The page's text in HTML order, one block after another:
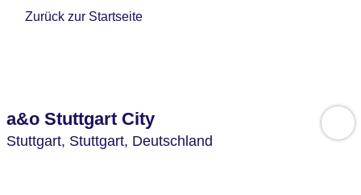
Zurück zur Startseite
a&o Stuttgart City
Stuttgart, Stuttgart, Deutschland